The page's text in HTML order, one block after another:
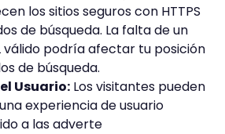
los sitios seguros con HTTPS
de búsqueda. La falta de un
válido podría afectar tu posición
de búsqueda.
Usuario: Los visitantes pueden
experiencia de usuario
a las adverte